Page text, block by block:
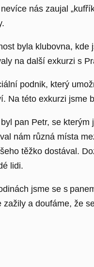
nás zaujal
byla klubovna,
na další exkurzi s
podnik, který
Na této exkurzi jsme
pan Petr, se
nám různá místa
těžko dostával.
lidi.
jsme se s
zažily a doufáme, že